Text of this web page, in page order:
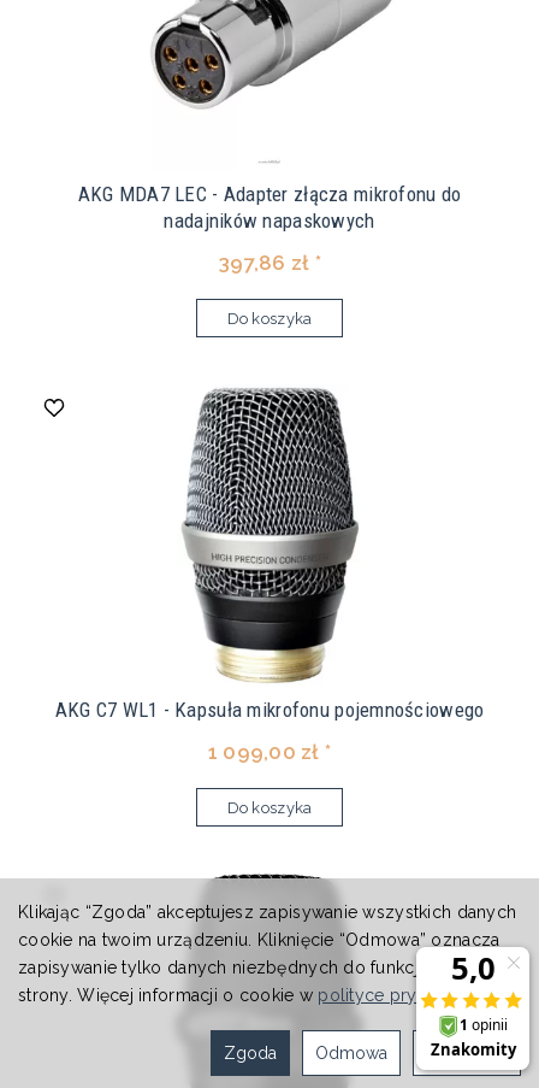
AKG MDA7 LEC - Adapter złącza mikrofonu do
nadajników napaskowych
397,86 zł *
Do koszyka
AKG C7 WL1 - Kapsuła mikrofonu pojemnościowego
1 099,00 zł *
Do koszyka
Klikając “Zgoda” akceptujesz zapisywanie wszystkich danych
cookie na twoim urządzeniu. Kliknięcie “Odmowa” oznacza
zapisywanie tylko danych niezbędnych do funkcjonowania
strony. Więcej informacji o cookie w polityce prywatności.
Ustawienia
Odmowa
Zgoda